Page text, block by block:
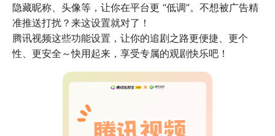
隐藏昵称、头像等，让你在平台更 “低调”。不想被广告精
准推送打扰？来这设置就对了！
腾讯视频这些功能设置，让你的追剧之路更便捷、更个
性、更安全～快用起来，享受专属的观剧快乐吧！